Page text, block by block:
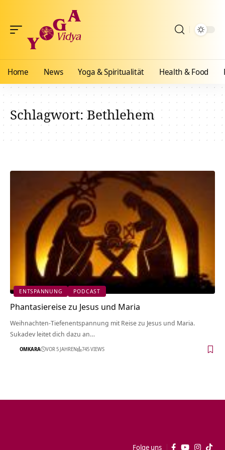
Home News Yoga & Spiritualität Health & Food
Schlagwort:Bethlehem
ENTSPANNUNG PODCAST
Phantasiereise zu Jesus und Maria
Weihnachten-Tiefenentspannung mit Reise zu Jesus und Maria.
Sukadev leitet dich dazu an…
OMKARA VOR 5 JAHREN 745 VIEWS
Folge uns